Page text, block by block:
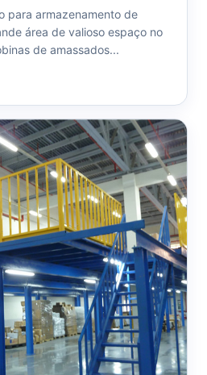
para armazenamento de
área de valioso espaço no
de amassados...